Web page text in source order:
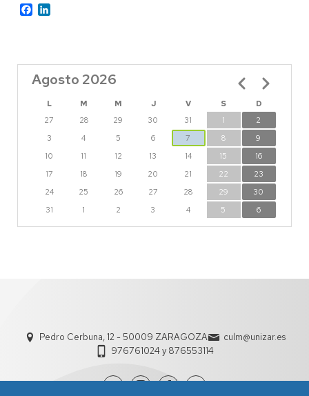
Facebook
Agosto 2026
L M M J V S
D
27
28 29 30 31 1
2
3
4 5 6 7 8
9
10
11 12 13 14 15
16
17
18 19 20 21 22
23
24
25 26 27 28 29
30
31
1 2 3 4 5 6
Paginación
Pedro Cerbuna, 12 - 50009 ZARAGOZA
culm@unizar.es
976761024 y 876553114